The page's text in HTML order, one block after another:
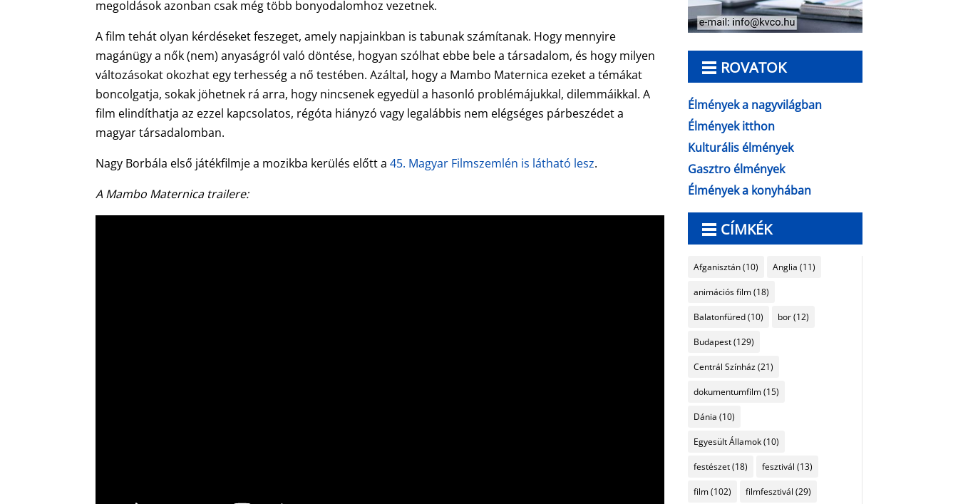
megoldások azonban csak még több bonyodalomhoz vezetnek.
A film tehát olyan kérdéseket feszeget, amely napjainkban is tabunak számítanak. Hogy mennyire
magánügy a nők (nem) anyaságról való döntése, hogyan szólhat ebbe bele a társadalom, és hogy milyen
változásokat okozhat egy terhesség a nő testében. Azáltal, hogy a Mambo Maternica ezeket a témákat
boncolgatja, sokak jöhetnek rá arra, hogy nincsenek egyedül a hasonló problémájukkal, dilemmáikkal. A
film elindíthatja az ezzel kapcsolatos, régóta hiányzó vagy legalábbis nem elégséges párbeszédet a
magyar társadalomban.
Nagy Borbála első játékfilmje a mozikba kerülés előtt a45. Magyar Filmszemlén is látható lesz.
A Mambo Maternica trailere:
ROVATOK
Élmények a nagyvilágban
Élmények itthon
Kulturális élmények
Gasztro élmények
Élmények a konyhában
CÍMKÉK
Afganisztán(10) Anglia (11)
animációs film(18)
Balatonfüred(10) bor(12)
Budapest(129)
Centrál Színház(21)
dokumentumfilm(15)
Dánia (10)
Egyesült Államok(10)
festészet(18) fesztivál (13)
film(102) filmfesztivál (29)